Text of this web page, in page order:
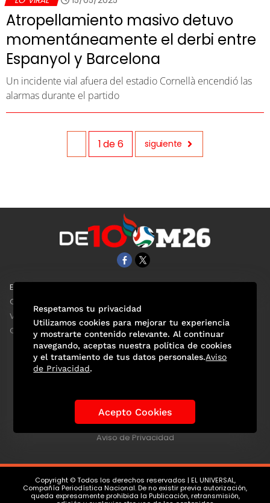
Atropellamiento masivo detuvo
momentáneamente el derbi entre
Espanyol y Barcelona
Un incidente vial afuera del estadio Cornellà encendió las
alarmas durante el partido
1de6 siguiente
EL UNIVERSAL
Clase
ViveUSA
Confabulario
Historia de los Mundiales Lo viral Anécdotas Mundialistas
Las Figuras Tendencias Directorio
Aviso de Privacidad
Copyright © Todos los derechos reservados | EL UNIVERSAL,
Compañía Periodística Nacional. De no existir previa autorización,
queda expresamente prohibida la Publicación, retransmisión,
Respetamos tu privacidad
Utilizamos cookies para mejorar tu experiencia
y mostrarte contenido relevante. Al continuar
navegando, aceptas nuestra política de cookies
y el tratamiento de tus datos personales.Aviso
de Privacidad.
Acepto Cookies